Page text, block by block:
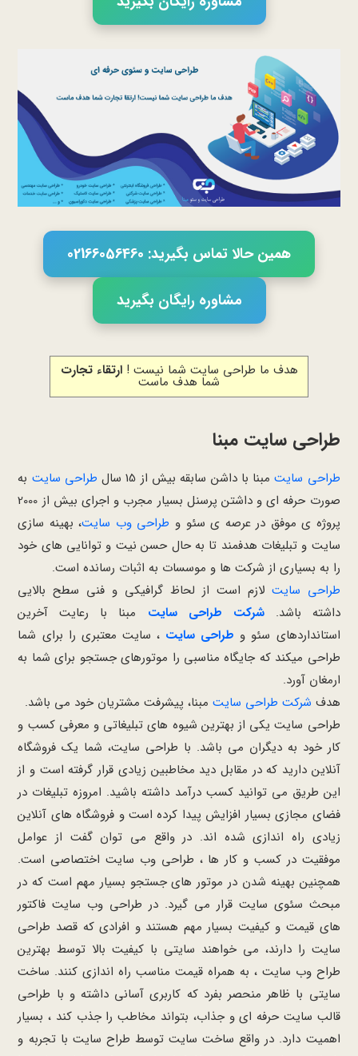
همین حالا تماس بگیرید: 02166056460
مشاوره رایگان بگیرید
هدف ما طراحی سایت شما نیست !ارتقاء تجارت
شما هدف ماست
طراحی سایت مبنا
طراحی سایتمبنا با داشن سابقه بیش از 15 سال طراحی سایت به
صورت حرفه ای و داشتن پرسنل بسیار مجرب و اجرای بیش از 2000
پروژه ی موفق در عرصه ی سئو و طراحی وب سایت، بهینه سازی
سایت و تبلیغات هدفمند تا به حال حسن نیت و توانایی های خود
را به بسیاری از شرکت ها و موسسات به اثبات رسانده است.
طراحی سایت لازم است از لحاظ گرافیکی و فنی سطح بالایی
داشته باشد.شرکت طراحی سایت مبنا با رعایت آخرین
استانداردهای سئو و طراحی سایت ، سایت معتبری را برای شما
طراحی میکند که جایگاه مناسبی را موتورهای جستجو برای شما به
ارمغان آورد.
هدف شرکت طراحی سایت مبنا، پیشرفت مشتریان خود می باشد.
طراحی سایت یکی از بهترین شیوه های تبلیغاتی و معرفی کسب و
کار خود به دیگران می باشد. با طراحی سایت، شما یک فروشگاه
آنلاین دارید که در مقابل دید مخاطبین زیادی قرار گرفته است و از
این طریق می توانید کسب درآمد داشته باشید. امروزه تبلیغات در
فضای مجازی بسیار افزایش پیدا کرده است و فروشگاه های آنلاین
زیادی راه اندازی شده اند. در واقع می توان گفت از عوامل
موفقیت در کسب و کار ها ، طراحی وب سایت اختصاصی است.
همچنین بهینه شدن در موتور های جستجو بسیار مهم است که در
مبحث سئوی سایت قرار می گیرد. در طراحی وب سایت فاکتور
های قیمت و کیفیت بسیار مهم هستند و افرادی که قصد طراحی
سایت را دارند، می خواهند سایتی با کیفیت بالا توسط بهترین
طراح وب سایت ، به همراه قیمت مناسب راه اندازی کنند. ساخت
سایتی با ظاهر منحصر بفرد که کاربری آسانی داشته و با طراحی
قالب سایت حرفه ای و جذاب، بتواند مخاطب را جذب کند ، بسیار
اهمیت دارد. در واقع ساخت سایت توسط طراح سایت با تجربه و